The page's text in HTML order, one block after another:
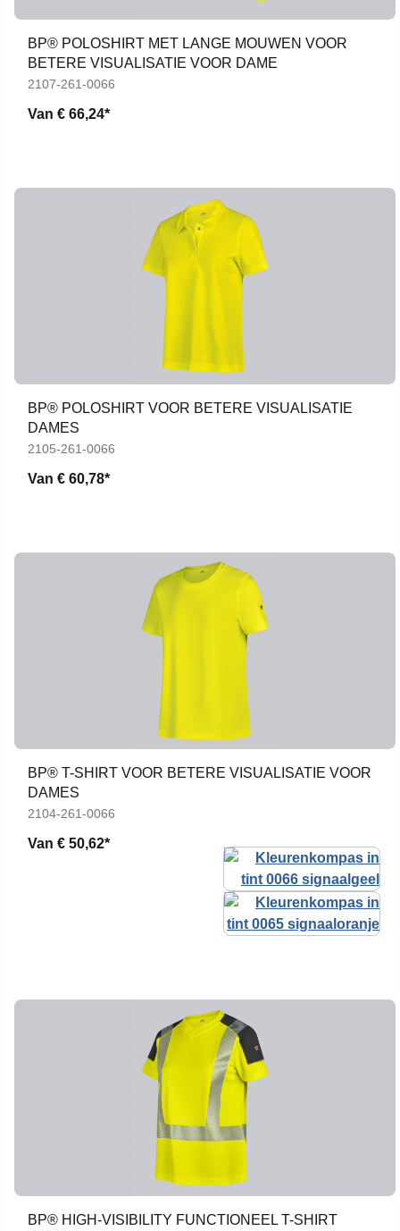
BP® POLOSHIRT MET LANGE MOUWEN VOOR
BETERE VISUALISATIE VOOR DAME
2107-261-0066
Van € 66,24*
BP® POLOSHIRT VOOR BETERE VISUALISATIE
DAMES
2105-261-0066
Van € 60,78*
BP® T-SHIRT VOOR BETERE VISUALISATIE VOOR
DAMES
2104-261-0066
Van € 50,62*
BP® HIGH-VISIBILITY FUNCTIONEEL T-SHIRT